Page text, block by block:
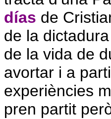
días de
de la
de la vida de
avortar i a
experiències
pren partit